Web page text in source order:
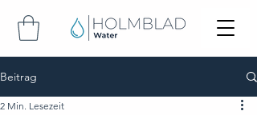
Beitrag
2 Min. Lesezeit